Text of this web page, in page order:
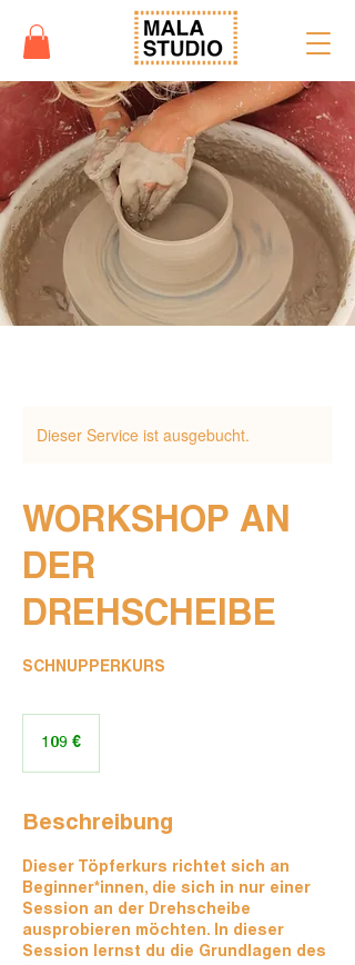
Dieser Service ist ausgebucht.
WORKSHOP AN
DER
DREHSCHEIBE
SCHNUPPERKURS
109 €
Beschreibung
Dieser Töpferkurs richtet sich an
Beginner*innen, die sich in nur einer
Session an der Drehscheibe
ausprobieren möchten. In dieser
Session lernst du die Grundlagen des